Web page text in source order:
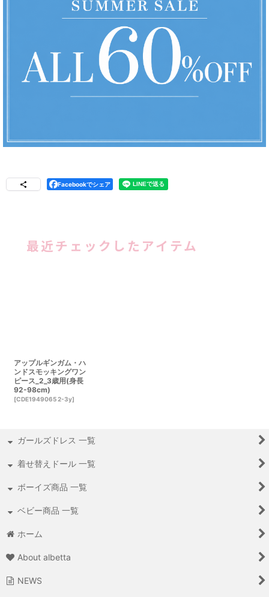
Facebookでシェア
最近チェックしたアイテム
アップルギンガム・ハ
ンドスモッキングワン
ピース_2_3歳用(身長
92-98cm)
[CDE1949065 2-3y]
ガールズドレス 一覧
着せ替えドール 一覧
ボーイズ商品 一覧
ベビー商品 一覧
ホーム
About albetta
NEWS